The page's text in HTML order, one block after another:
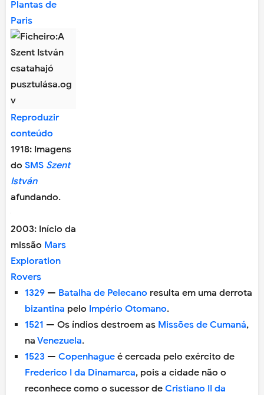
Plantas de
Paris
Reproduzir
conteúdo
1918: Imagens
do SMS Szent
István
afundando.
2003: Início da
missão Mars
Exploration
Rovers
1329 — Batalha de Pelecano resulta em uma derrota
bizantina pelo Império Otomano.
1521 — Os índios destroem as Missões de Cumaná,
na Venezuela.
1523 — Copenhague é cercada pelo exército de
Frederico I da Dinamarca, pois a cidade não o
reconhece como o sucessor de Cristiano II da